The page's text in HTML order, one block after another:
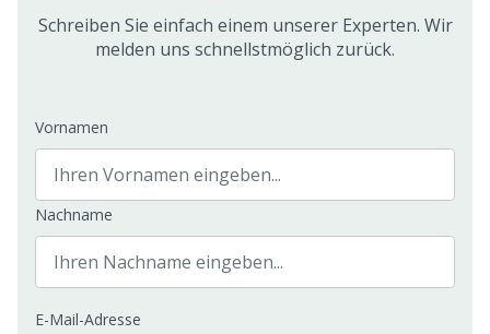
Schreiben Sie einfach einem unserer Experten. Wir
melden uns schnellstmöglich zurück.
Vornamen
Nachname
E-Mail-Adresse